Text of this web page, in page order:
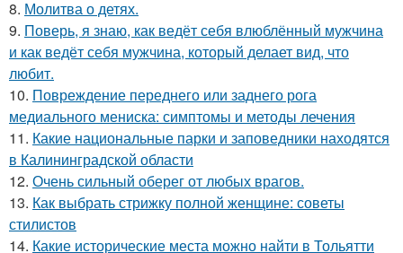
8. Молитва о детях.
9. Поверь, я знаю, как ведёт себя влюблённый мужчина
и как ведёт себя мужчина, который делает вид, что
любит.
10. Повреждение переднего или заднего рога
медиального мениска: симптомы и методы лечения
11. Какие национальные парки и заповедники находятся
в Калининградской области
12. Очень сильный оберег от любых врагов.
13. Как выбрать стрижку полной женщине: советы
стилистов
14. Какие исторические места можно найти в Тольятти